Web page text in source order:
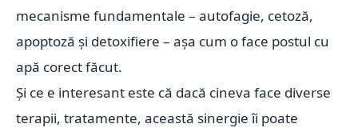
mecanisme fundamentale – autofagie, cetoză,
apoptoză și detoxifiere – așa cum o face postul cu
apă corect făcut.
Și ce e interesant este că dacă cineva face diverse
terapii, tratamente, această sinergie îi poate